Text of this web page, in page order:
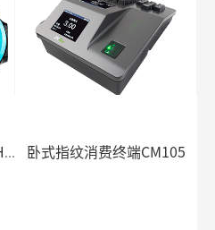
挂式彩屏在线消费终端ZTHP40 卧式指纹消费终端CM105